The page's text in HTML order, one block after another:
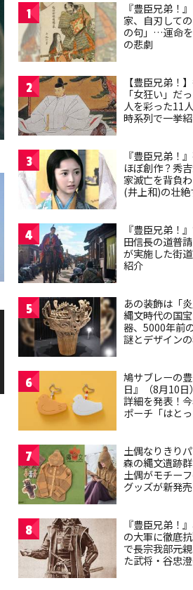
1
『豊臣兄弟！
家、自刃して
の句」…運命
の悲劇
2
【豊臣兄弟！
「女狂い」だ
人を彩った11
時系列で一挙
3
『豊臣兄弟！
ほぼ創作？秀
家滅亡を背負
(井上和)の壮
4
『豊臣兄弟！
田信長の道普
が実施した街
紹介
5
あの装飾は「
縄文時代の国
器、5000年前
謎とデザイン
6
鳩サブレーの
日』（8月10
詳細を発表！
ポーチ「はとっ
7
土偶なりきり
森の縄文遺跡
土偶がモチー
グッズが新発売
8
『豊臣兄弟！
の大軍に徹底
で長宗我部元
た武将・谷忠